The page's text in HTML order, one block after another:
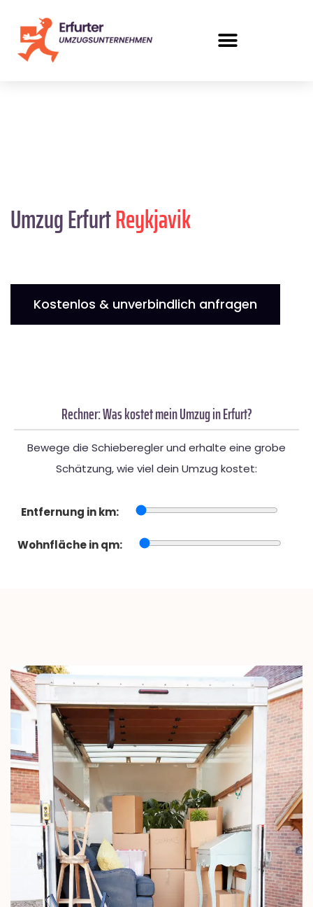
Umzug ErfurtReykjavik
Kostenlos & unverbindlich anfragen
Rechner: Was kostet mein Umzug in Erfurt?
Bewege die Schieberegler und erhalte eine grobe
Schätzung, wie viel dein Umzug kostet:
Entfernung in km:
Wohnfläche in qm: